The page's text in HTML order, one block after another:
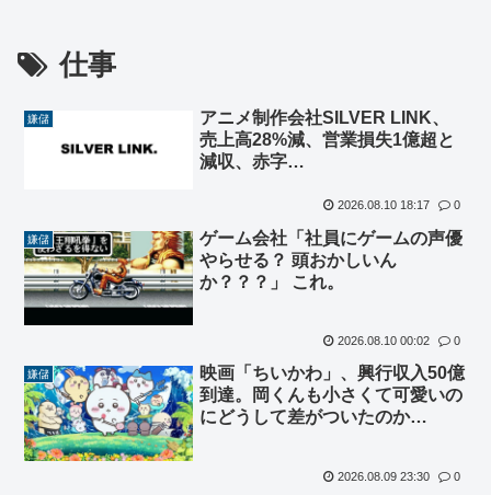
仕事
嫌儲
アニメ制作会社SILVER LINK、
売上高28%減、営業損失1億超と
減収、赤字…
2026.08.10 18:17 0
嫌儲
ゲーム会社「社員にゲームの声優
やらせる？ 頭おかしいん
か？？？」 これ。
2026.08.10 00:02 0
嫌儲
映画「ちいかわ」、興行収入50億
到達。岡くんも小さくて可愛いの
にどうして差がついたのか…
2026.08.09 23:30 0